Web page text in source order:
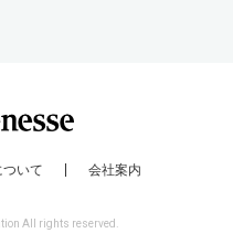
いて 会社案内
All rights reserved.